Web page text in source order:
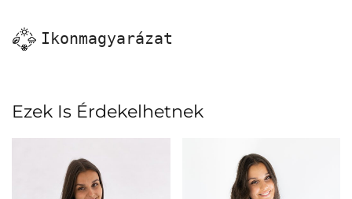
Ikonmagyarázat
Ezek Is Érdekelhetnek